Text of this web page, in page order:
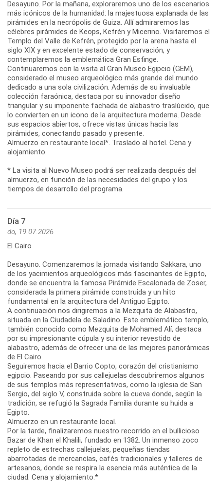
Desayuno. Por la mañana, exploraremos uno de los escenarios
más icónicos de la humanidad: la majestuosa explanada de las
pirámides en la necrópolis de Guiza. Allí admiraremos las
célebres pirámides de Keops, Kefrén y Micerino. Visitaremos el
Templo del Valle de Kefrén, protegido por la arena hasta el
siglo XIX y en excelente estado de conservación, y
contemplaremos la emblemática Gran Esfinge.
Continuaremos con la visita al Gran Museo Egipcio (GEM),
considerado el museo arqueológico más grande del mundo
dedicado a una sola civilización. Además de su invaluable
colección faraónica, destaca por su innovador diseño
triangular y su imponente fachada de alabastro traslúcido, que
lo convierten en un icono de la arquitectura moderna. Desde
sus espacios abiertos, ofrece vistas únicas hacia las
pirámides, conectando pasado y presente.
Almuerzo en restaurante local*. Traslado al hotel. Cena y
alojamiento.
* La visita al Nuevo Museo podrá ser realizada después del
almuerzo, en función de las necesidades del grupo y los
tiempos de desarrollo del programa.
Día 7
do, 19.07.2026
El Cairo
Desayuno. Comenzaremos la jornada visitando Sakkara, uno
de los yacimientos arqueológicos más fascinantes de Egipto,
donde se encuentra la famosa Pirámide Escalonada de Zoser,
considerada la primera pirámide construida y un hito
fundamental en la arquitectura del Antiguo Egipto.
A continuación nos dirigiremos a la Mezquita de Alabastro,
situada en la Ciudadela de Saladino. Este emblemático templo,
también conocido como Mezquita de Mohamed Alí, destaca
por su impresionante cúpula y su interior revestido de
alabastro, además de ofrecer una de las mejores panorámicas
de El Cairo.
Seguiremos hacia el Barrio Copto, corazón del cristianismo
egipcio. Paseando por sus callejuelas descubriremos algunos
de sus templos más representativos, como la iglesia de San
Sergio, del siglo V, construida sobre la cueva donde, según la
tradición, se refugió la Sagrada Familia durante su huida a
Egipto.
Almuerzo en un restaurante local.
Por la tarde, finalizaremos nuestro recorrido en el bullicioso
Bazar de Khan el Khalili, fundado en 1382. Un inmenso zoco
repleto de estrechas callejuelas, pequeñas tiendas
abarrotadas de mercancías, cafés tradicionales y talleres de
artesanos, donde se respira la esencia más auténtica de la
ciudad. Cena y alojamiento.*